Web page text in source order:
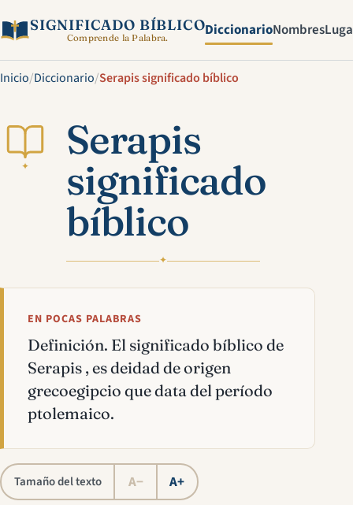
SIGNIFICADO BÍBLICO
Comprende la Palabra. DiccionarioNombres
Inicio/Diccionario/Serapis significado bíblico
✦
Serapis
significado
bíblico
✦
EN POCAS PALABRAS
Definición. El significado bíblico de
Serapis , es deidad de origen
grecoegipcio que data del período
ptolemaico.
Tamaño del texto A− A+